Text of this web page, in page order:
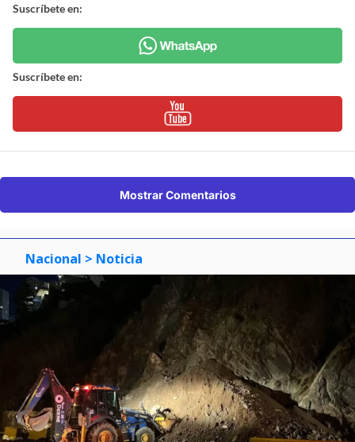
Suscríbete en:
Suscríbete en:
Mostrar Comentarios
Nacional > Noticia